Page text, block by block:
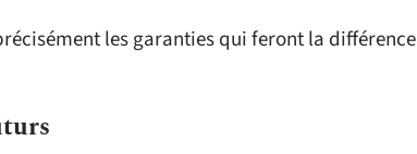
les garanties qui feront la différence